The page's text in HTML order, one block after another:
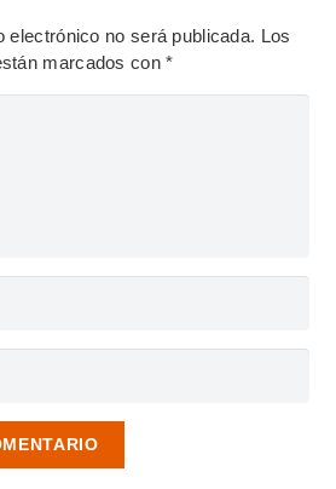
electrónico no será publicada. Los
marcados con*